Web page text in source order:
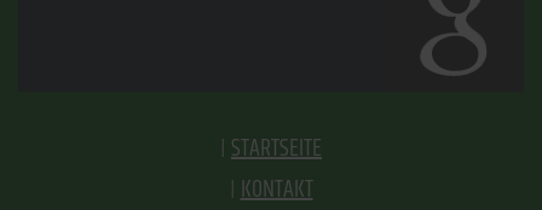
STARTSEITE
KONTAKT